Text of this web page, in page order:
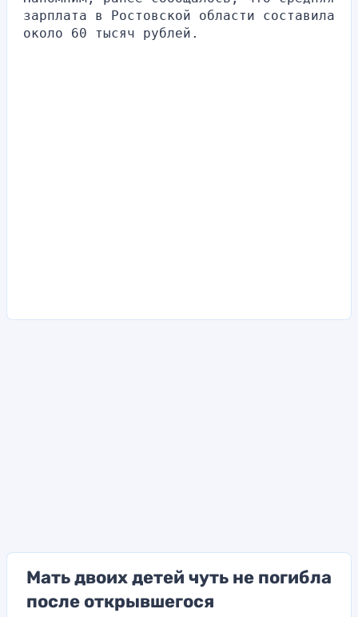
зарплата в Ростовской области составила
около 60 тысяч рублей.
Мать двоих детей чуть не погибла
после открывшегося